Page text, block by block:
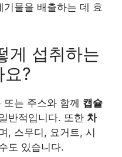
물을 배출하는 데 효
게 섭취하는
요?
는 주스와 함께 캡슐
반적입니다. 또한 차
, 스무디, 요거트, 시
도 있습니다.